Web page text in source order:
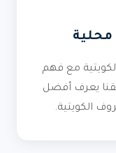
مع فهم
يعرف أفضل
الكويتية.